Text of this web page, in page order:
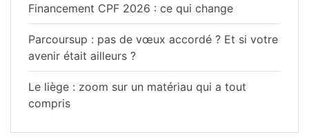
Financement CPF 2026 : ce qui change
Parcoursup : pas de vœux accordé ? Et si votre
avenir était ailleurs ?
Le liège : zoom sur un matériau qui a tout
compris